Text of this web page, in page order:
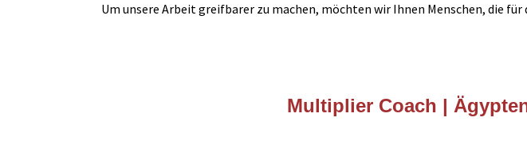
Um unsere Arbeit greifbarer zu machen, möchten wir Ihnen Menschen, die
Multiplier Coach |